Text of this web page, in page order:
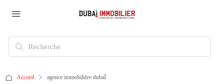
Accueil agence immobilière dubaÏ